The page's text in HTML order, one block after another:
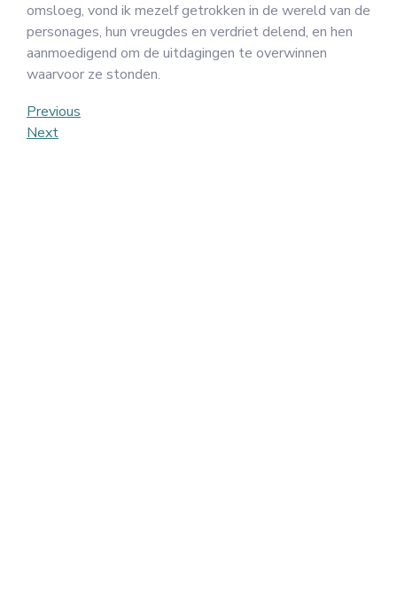
omsloeg, vond ik mezelf getrokken in de wereld van de
personages, hun vreugdes en verdriet delend, en hen
aanmoedigend om de uitdagingen te overwinnen
waarvoor ze stonden.
Post
navigation
Previous
Post
Previous
Next
Next